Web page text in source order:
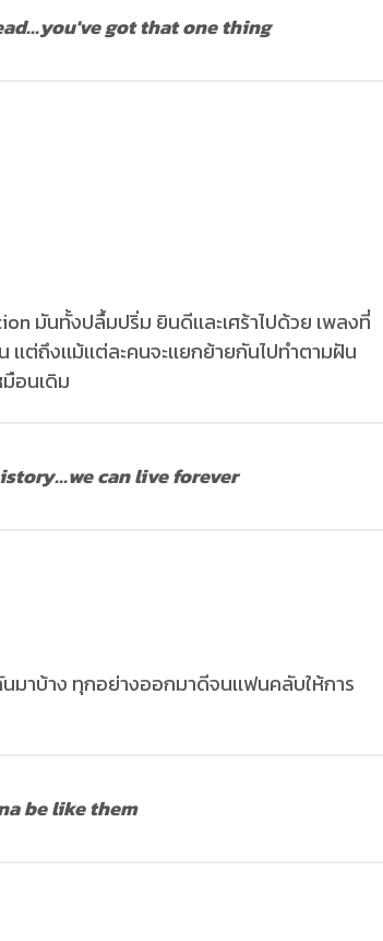
got that one thing
มันทั้งปลื้มปริ่ม ยินดีเเละเศร้าไปด้วย เพลงที่
ต่ถึงเเม้เเต่ละคนจะเเยกย้ายกันไปทำตามฝัน
อนเดิม
can live forever
นมาบ้าง ทุกอย่างออกมาดีจนเเฟนคลับให้การ
be like them